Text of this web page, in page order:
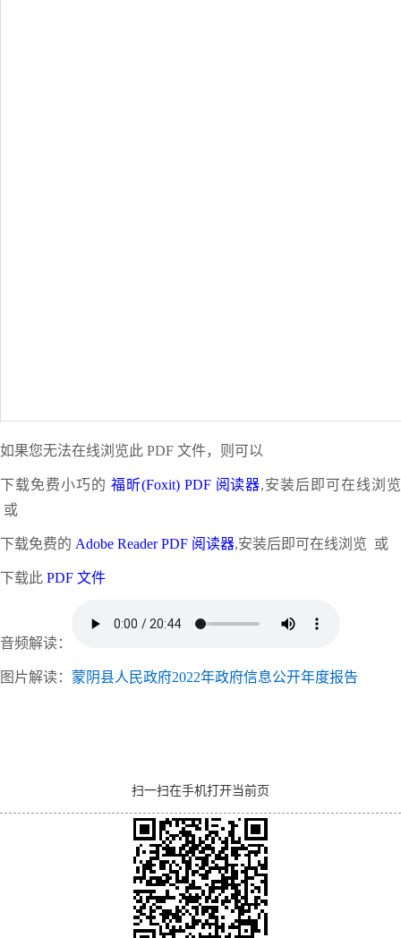
如果您无法在线浏览此 PDF 文件，则可以
下载免费小巧的 福昕(Foxit) PDF 阅读器,安装后即可在线浏览
或
下载免费的 Adobe Reader PDF 阅读器,安装后即可在线浏览 或
下载此 PDF 文件
音频解读：
图片解读： 蒙阴县人民政府2022年政府信息公开年度报告
扫一扫在手机打开当前页